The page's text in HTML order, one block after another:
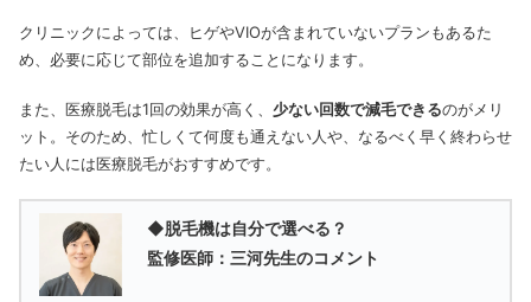
クリニックによっては、ヒゲやVIOが含まれていないプランもあるた
め、必要に応じて部位を追加することになります。
また、医療脱毛は1回の効果が高く、 少ない回数で減毛できるのがメリ
ット。そのため、忙しくて何度も通えない人や、なるべく早く終わらせ
たい人には医療脱毛がおすすめです。
◆脱毛機は自分で選べる？
監修医師：三河先生のコメント